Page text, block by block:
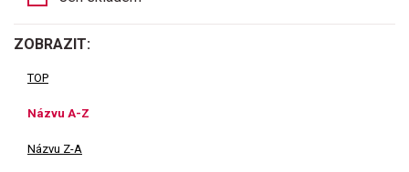
ZOBRAZIT:
TOP
Názvu A-Z
Názvu Z-A